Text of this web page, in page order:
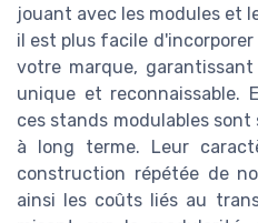
jouant avec les modules et
il est plus facile
votre marque,
unique et reconnaissable.
ces stands modulables
à long terme. Leur
construction répétée de
ainsi les coûts liés au